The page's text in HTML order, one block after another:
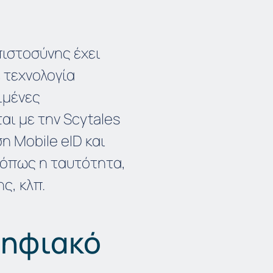
έχει
με την Scytales
Mobile eID και
η ταυτότητα,
κλπ.